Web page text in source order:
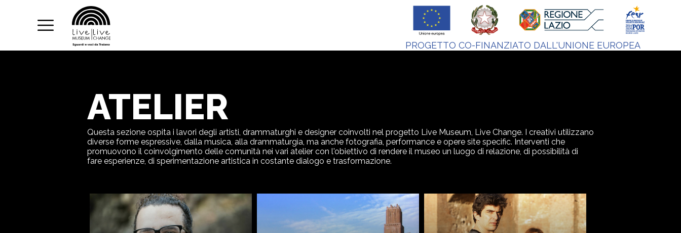
PROGETTO CO-FINANZIATO DALL'UNIONE EUROPEA
ATELIER
Questa sezione ospita i lavori degli artisti, drammaturghi e designer coinvolti nel progetto Live Museum, Live Change. I creativi utilizzano
diverse forme espressive, dalla musica, alla drammaturgia, ma anche fotografia, performance e opere site specific. Interventi che
promuovono il coinvolgimento delle comunità nei vari atelier con l'obiettivo di rendere il museo un luogo di relazione, di possibilità di
fare esperienze, di sperimentazione artistica in costante dialogo e trasformazione.